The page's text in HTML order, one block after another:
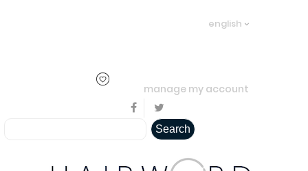
english
manage my account
Search